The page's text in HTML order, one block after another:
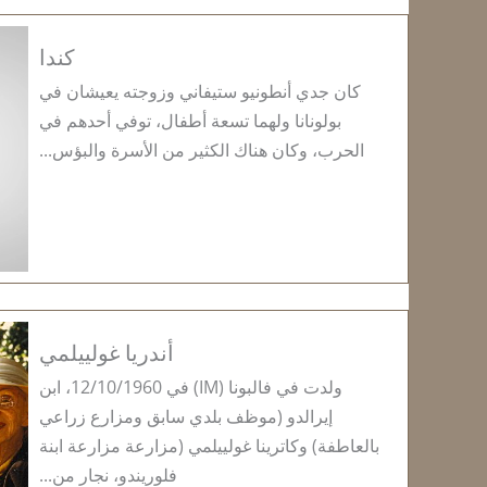
كندا
كان جدي أنطونيو ستيفاني وزوجته يعيشان في
بولونانا ولهما تسعة أطفال، توفي أحدهم في
الحرب، وكان هناك الكثير من الأسرة والبؤس...
أندريا غولييلمي
ولدت في فالبونا (IM) في 12/10/1960، ابن
إيرالدو (موظف بلدي سابق ومزارع زراعي
بالعاطفة) وكاترينا غولييلمي (مزارعة مزارعة ابنة
فلوريندو، نجار من...